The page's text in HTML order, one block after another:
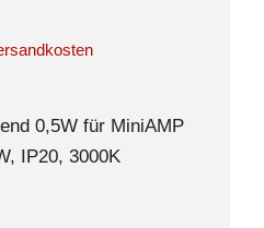
0,5W für MiniAMP
IP20, 3000K